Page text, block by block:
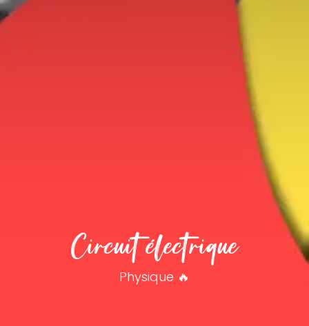
Circuit électrique
Physique 🔥